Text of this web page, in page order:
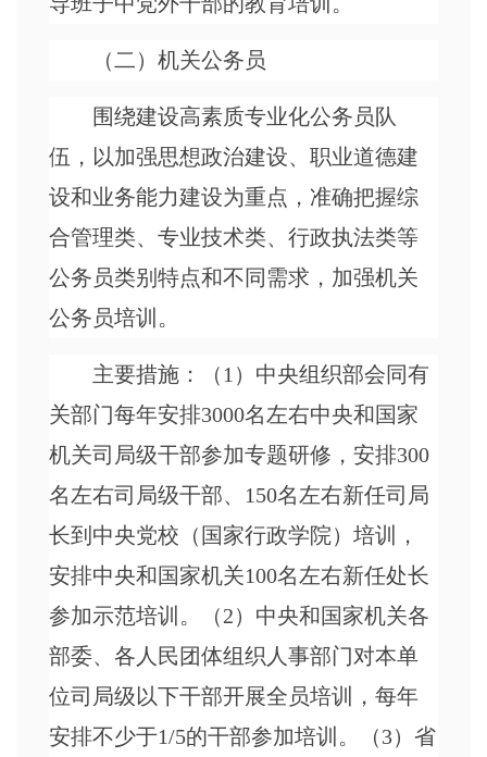
（二）机关公务员
围绕建设高素质专业化公务员队
伍，以加强思想政治建设、职业道德建
设和业务能力建设为重点，准确把握综
合管理类、专业技术类、行政执法类等
公务员类别特点和不同需求，加强机关
公务员培训。
主要措施：（ 1）中央组织部会同有
关部门每年安排3000名左右中央和国家
机关司局级干部参加专题研修，安排300
名左右司局级干部、150名左右新任司局
长到中央党校（国家行政学院）培训，
安排中央和国家机关100名左右新任处长
参加示范培训。（2）中央和国家机关各
部委、各人民团体组织人事部门对本单
位司局级以下干部开展全员培训，每年
安排不少于1/5的干部参加培训。（3）省